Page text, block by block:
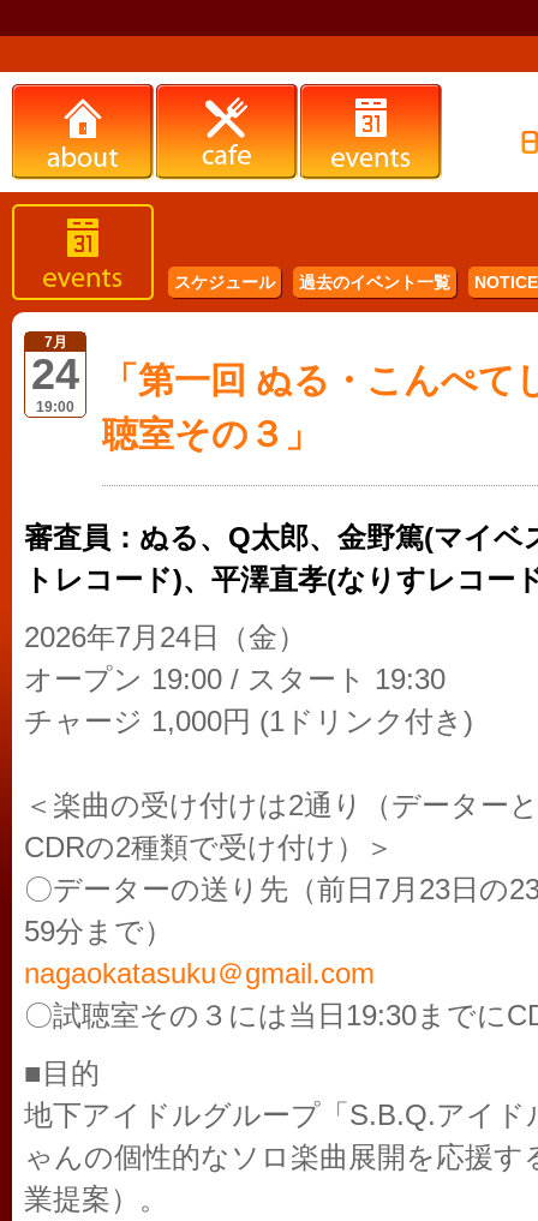
スケジュール 過去のイベント一覧
7月
24
19:00
「第一回 ぬる・こんぺ
聴室その３」
審査員：ぬる、Q太郎、金野篤(マイベ
トレコード)、平澤直孝(なりすレコー
2026年7月24日（金）
オープン 19:00 / スタート 19:30
チャージ 1,000円 (1ドリンク付き)
＜楽曲の受け付けは2通り（データーと
CDRの2種類で受け付け）＞
〇データーの送り先（前日7月23日の
59分まで）
nagaokatasuku＠gmail.com
〇試聴室その３には当日19:30までに
■目的
地下アイドルグループ「S.B.Q.アイ
ゃんの個性的なソロ楽曲展開を応援
業提案）。